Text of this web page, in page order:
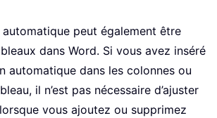
peut également être
dans Word. Si vous avez inséré
automatique dans les colonnes ou
il n’est pas nécessaire d’ajuster
vous ajoutez ou supprimez